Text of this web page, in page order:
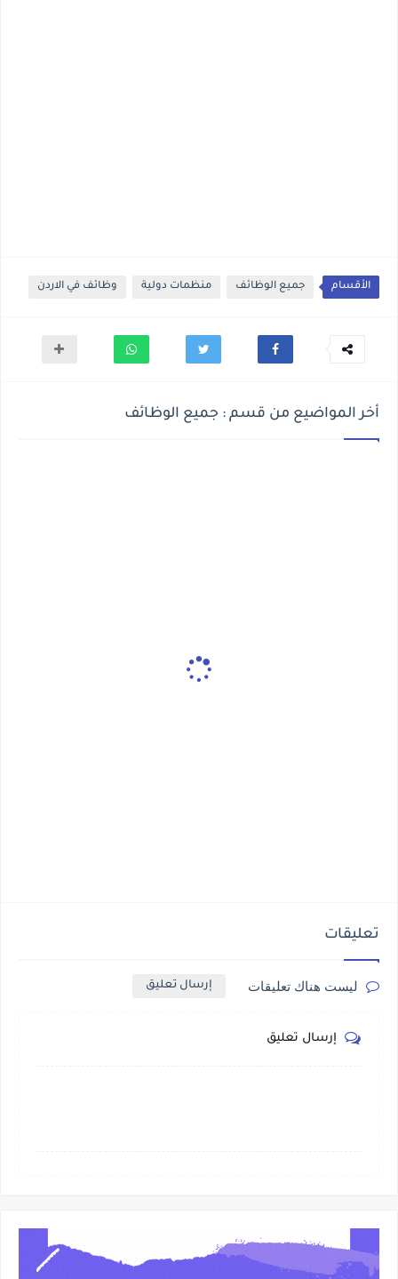
الأقسام جميع الوظائف منظمات دولية وظائف في الاردن
أخر المواضيع من قسم : جميع الوظائف
تعليقات
ليست هناك تعليقات إرسال تعليق
إرسال تعليق